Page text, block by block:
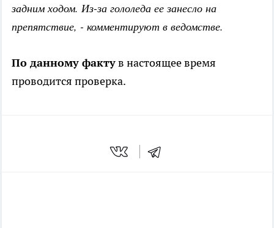
задним ходом. Из-за гололеда ее занесло на
препятствие, - комментируют в ведомстве.
По данному фактув настоящее время
проводится проверка.